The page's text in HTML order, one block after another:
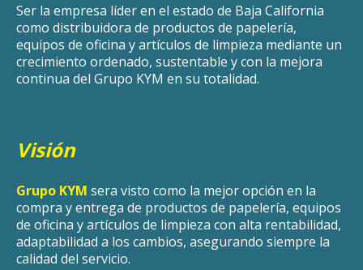
Ser la empresa líder en el estado de Baja California
como distribuidora de productos de papelería,
equipos de oficina y artículos de limpieza mediante un
crecimiento ordenado, sustentable y con la mejora
continua del Grupo KYM en su totalidad.
Visión
Grupo KYM sera visto como la mejor opción en la
compra y entrega de productos de papelería, equipos
de oficina y artículos de limpieza con alta rentabilidad,
adaptabilidad a los cambios, asegurando siempre la
calidad del servicio.